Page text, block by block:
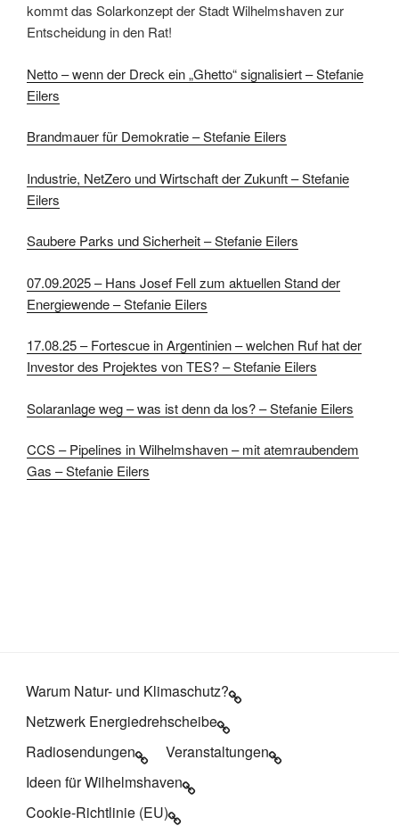
kommt das Solarkonzept der Stadt Wilhelmshaven zur
Entscheidung in den Rat!
Netto – wenn der Dreck ein „Ghetto“ signalisiert – Stefanie
Eilers
Brandmauer für Demokratie – Stefanie Eilers
Industrie, NetZero und Wirtschaft der Zukunft – Stefanie
Eilers
Saubere Parks und Sicherheit – Stefanie Eilers
07.09.2025 – Hans Josef Fell zum aktuellen Stand der
Energiewende – Stefanie Eilers
17.08.25 – Fortescue in Argentinien – welchen Ruf hat der
Investor des Projektes von TES? – Stefanie Eilers
Solaranlage weg – was ist denn da los? – Stefanie Eilers
CCS – Pipelines in Wilhelmshaven – mit atemraubendem
Gas – Stefanie Eilers
Warum Natur- und Klimaschutz?
Netzwerk Energiedrehscheibe
Radiosendungen
Veranstaltungen
Ideen für Wilhelmshaven
Cookie-Richtlinie (EU)